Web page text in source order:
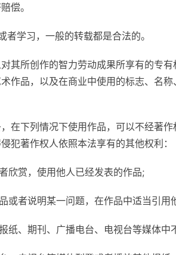
偿。
者学习，一般的转载都是合法的。
其所创作的智力劳动成果所享有的专
作品，以及在商业中使用的标志、名
，在下列情况下使用作品，可以不经著
犯著作权人依照本法享有的其他权利：
欣赏，使用他人已经发表的作品;
或者说明某一问题，在作品中适当引用
纸、期刊、广播电台、电视台等媒体